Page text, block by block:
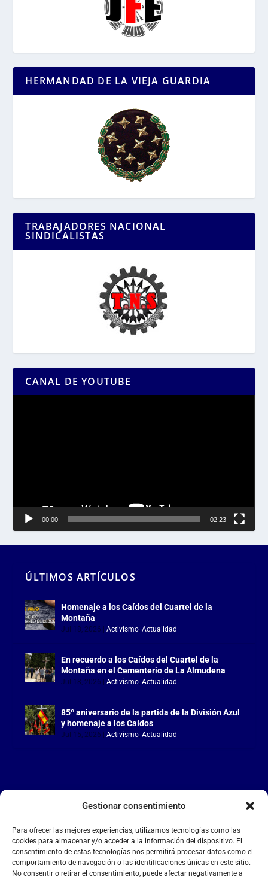
Gestionar consentimiento
Para ofrecer las mejores experiencias, utilizamos tecnologías como las
cookies para almacenar y/o acceder a la información del dispositivo. El
consentimiento de estas tecnologías nos permitirá procesar datos como el
comportamiento de navegación o las identificaciones únicas en este sitio.
No consentir o retirar el consentimiento, puede afectar negativamente a
HERMANDAD DE LA VIEJA GUARDIA
TRABAJADORES NACIONAL
SINDICALISTAS
CANAL DE YOUTUBE
00:00 02:23
ÚLTIMOS ARTÍCULOS
Homenaje a los Caídos del Cuartel de la
Montaña
Jul 18, 2026 |Activismo ,Actualidad
En recuerdo a los Caídos del Cuartel de la
Montaña en el Cementerio de La Almudena
Jul 18, 2026 |Activismo ,Actualidad
85º aniversario de la partida de la División Azul
y homenaje a los Caídos
Jul 15, 2026 |Activismo ,Actualidad
LA FALANGE
Reproductor
de
vídeo